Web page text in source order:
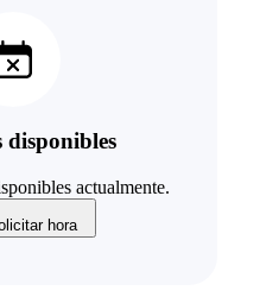
disponibles
actualmente.
hora